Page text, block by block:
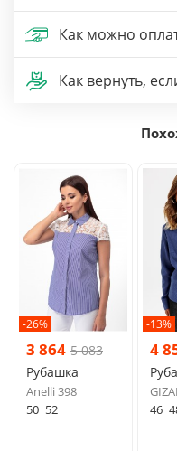
Как можно
Как вернуть,
-26%
3 864 5 083
Рубашка
Anelli 398
50 52
-13%
4
46